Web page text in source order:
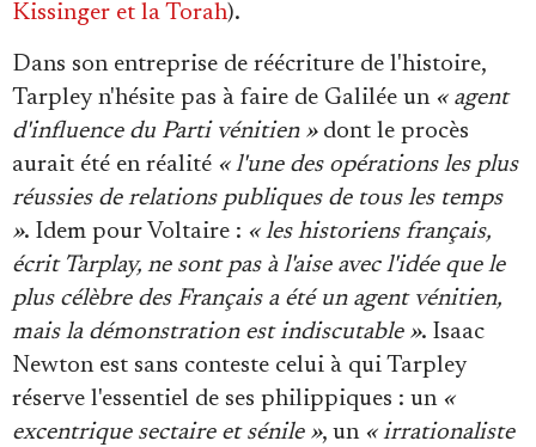
Kissinger et la Torah).
Dans son entreprise de réécriture de l'histoire,
Tarpley n'hésite pas à faire de Galilée un « agent
d'influence du Parti vénitien »dont le procès
aurait été en réalité « l'une des opérations les plus
réussies de relations publiques de tous les temps
». Idem pour Voltaire : « les historiens français,
écrit Tarplay, ne sont pas à l'aise avec l'idée que le
plus célèbre des Français a été un agent vénitien,
mais la démonstration est indiscutable ». Isaac
Newton est sans conteste celui à qui Tarpley
réserve l'essentiel de ses philippiques : un «
excentrique sectaire et sénile », un « irrationaliste